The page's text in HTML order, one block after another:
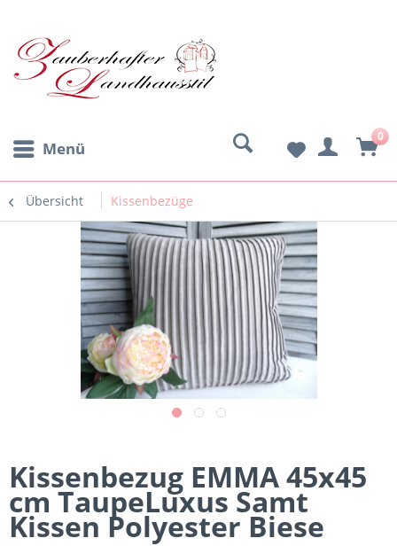
Menü
0
Übersicht Kissenbezüge
Kissenbezug EMMA 45x45
cm TaupeLuxus Samt
Kissen Polyester Biese